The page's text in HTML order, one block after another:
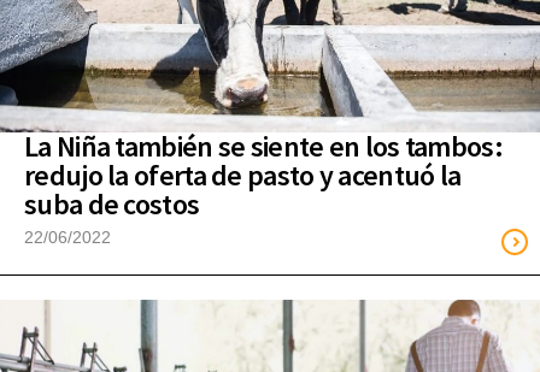
La Niña también se siente en los tambos:
redujo la oferta de pasto y acentuó la
suba de costos
22/06/2022